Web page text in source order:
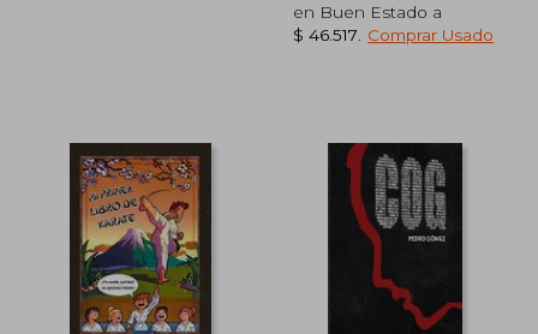
50%
en Buen Estado a
$ 46.517
Comprar Usado